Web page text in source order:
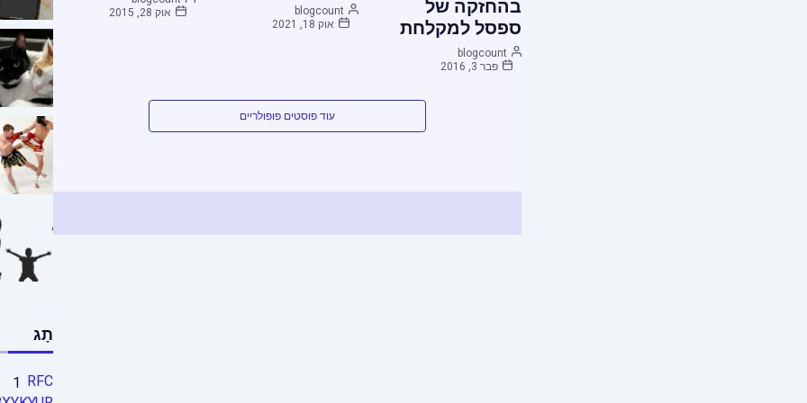
בהחזקה של
ספסל למקלחת
blogcount
פבר 3, 2016
blogcount
אוק 18, 2021
אוק 28, 2015
עוד פוסטים פופולריים
תָג
RFC
1